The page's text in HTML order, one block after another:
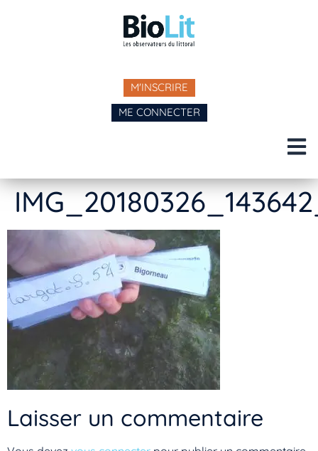
M'INSCRIRE
ME CONNECTER
Laisser un commentaire